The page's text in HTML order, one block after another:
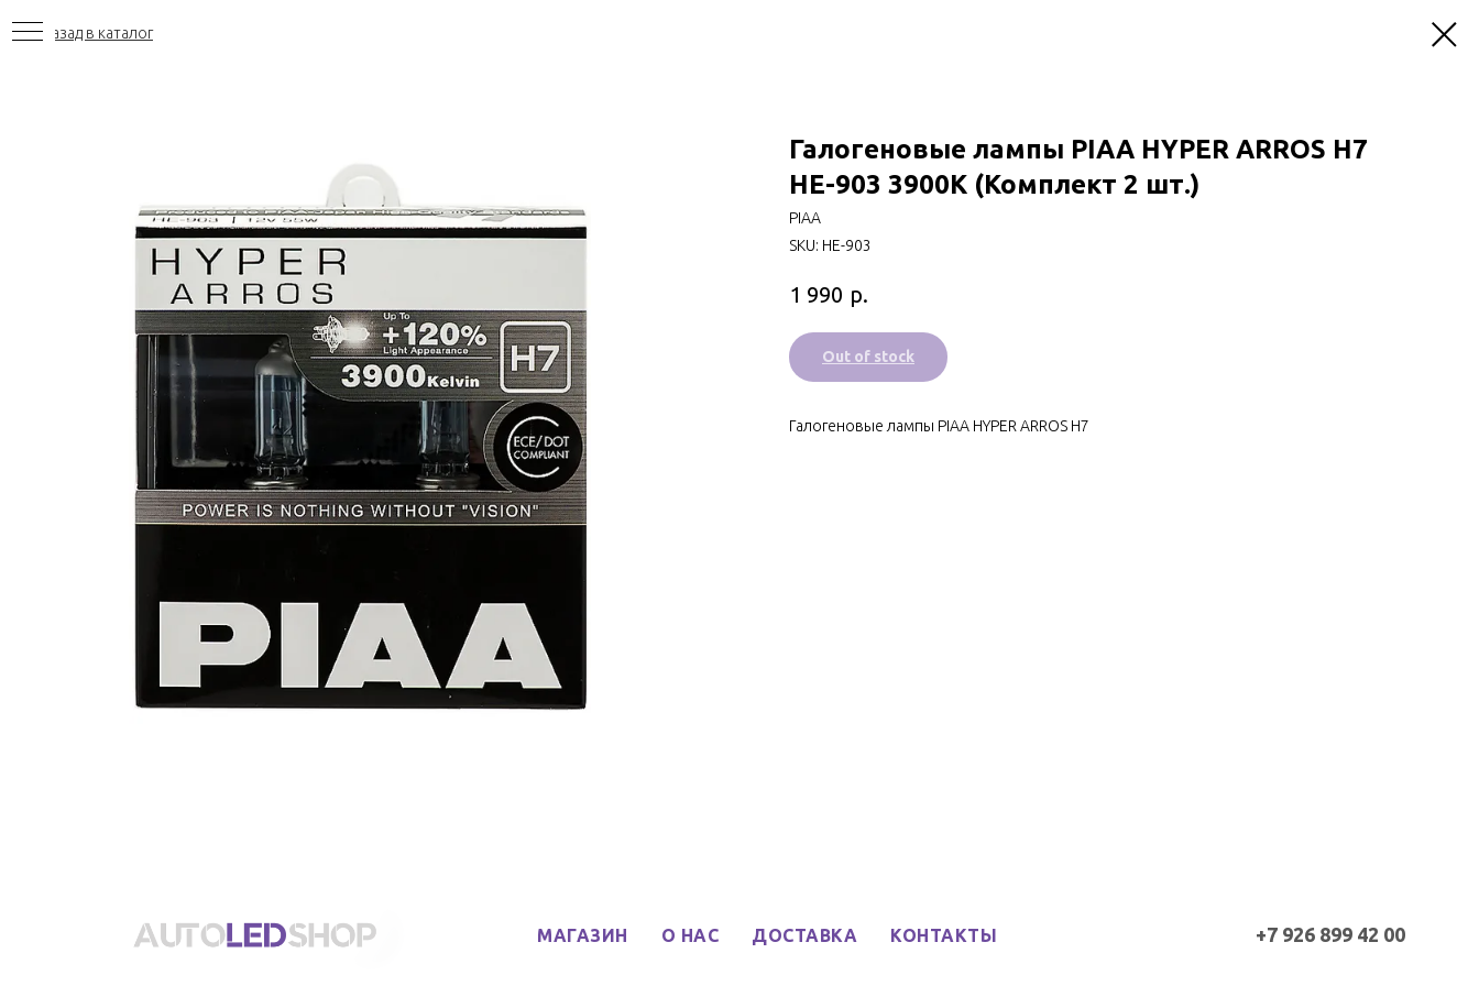
Назад в каталог
Галогеновые лампы PIAA HYPER ARROS H7
HE-903 3900K (Комплект 2 шт.)
PIAA
SKU: HE-903
1 990 р.
Out of stock
Галогеновые лампы PIAA HYPER ARROS H7
МАГАЗИН О НАС ДОСТАВКА КОНТАКТЫ +7 926 899 42 00